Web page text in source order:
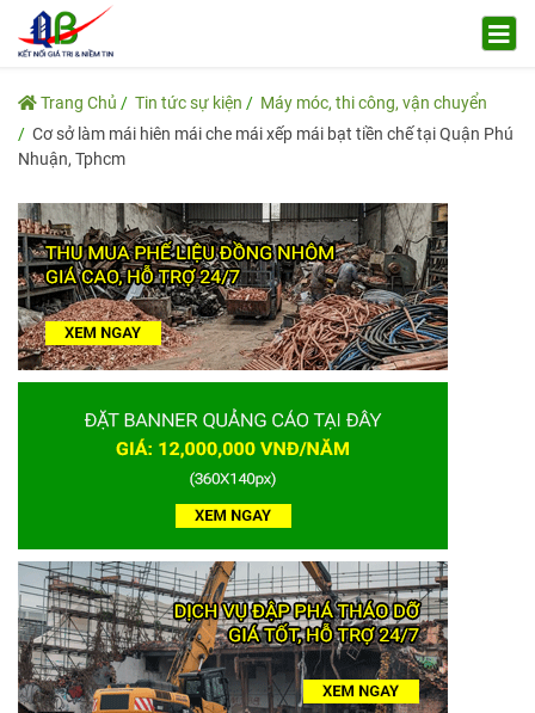
Trang Chủ Tin tức sự kiện
Máy móc, thi công, vận chuyển
Cơ sở làm mái hiên mái che mái xếp mái bạt tiền chế tại Quận Phú
Nhuận, Tphcm